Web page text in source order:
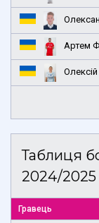
Артем
Таблиця
2024/2025
Гравець